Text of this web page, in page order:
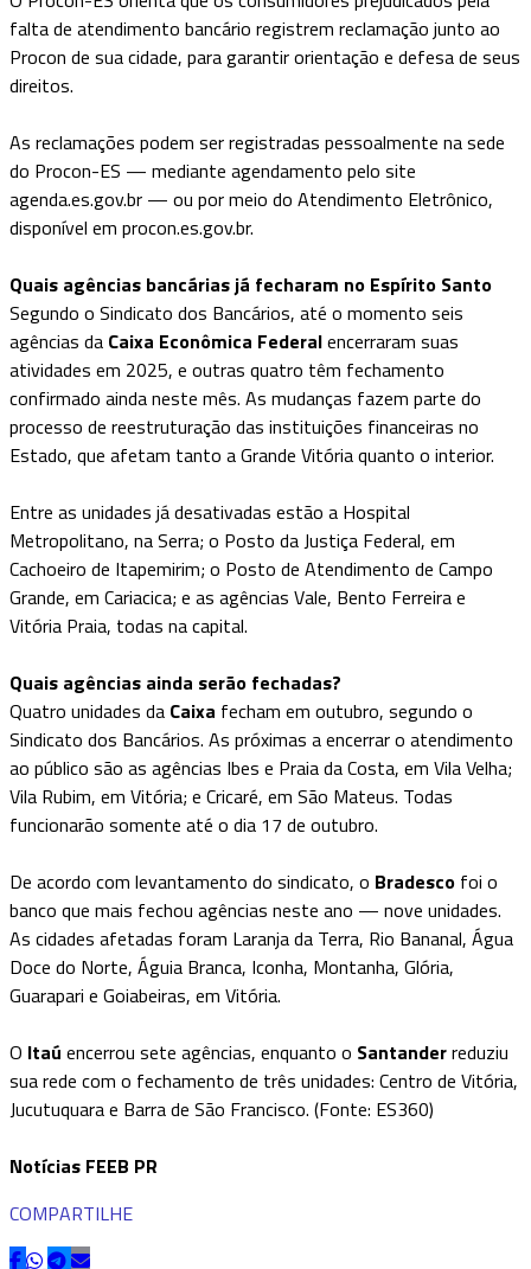
falta de atendimento bancário registrem reclamação junto ao
Procon de sua cidade, para garantir orientação e defesa de seus
direitos.
As reclamações podem ser registradas pessoalmente na sede
do Procon-ES — mediante agendamento pelo site
agenda.es.gov.br — ou por meio do Atendimento Eletrônico,
disponível em procon.es.gov.br.
Quais agências bancárias já fecharam no Espírito Santo
Segundo o Sindicato dos Bancários, até o momento seis
agências da Caixa Econômica Federalencerraram suas
atividades em 2025, e outras quatro têm fechamento
confirmado ainda neste mês. As mudanças fazem parte do
processo de reestruturação das instituições financeiras no
Estado, que afetam tanto a Grande Vitória quanto o interior.
Entre as unidades já desativadas estão a Hospital
Metropolitano, na Serra; o Posto da Justiça Federal, em
Cachoeiro de Itapemirim; o Posto de Atendimento de Campo
Grande, em Cariacica; e as agências Vale, Bento Ferreira e
Vitória Praia, todas na capital.
Quais agências ainda serão fechadas?
Quatro unidades da Caixa fecham em outubro, segundo o
Sindicato dos Bancários. As próximas a encerrar o atendimento
ao público são as agências Ibes e Praia da Costa, em Vila Velha;
Vila Rubim, em Vitória; e Cricaré, em São Mateus. Todas
funcionarão somente até o dia 17 de outubro.
De acordo com levantamento do sindicato, o Bradesco foi o
banco que mais fechou agências neste ano — nove unidades.
As cidades afetadas foram Laranja da Terra, Rio Bananal, Água
Doce do Norte, Águia Branca, Iconha, Montanha, Glória,
Guarapari e Goiabeiras, em Vitória.
O Itaú encerrou sete agências, enquanto o Santanderreduziu
sua rede com o fechamento de três unidades: Centro de Vitória,
Jucutuquara e Barra de São Francisco. (Fonte: ES360)
Notícias FEEB PR
COMPARTILHE